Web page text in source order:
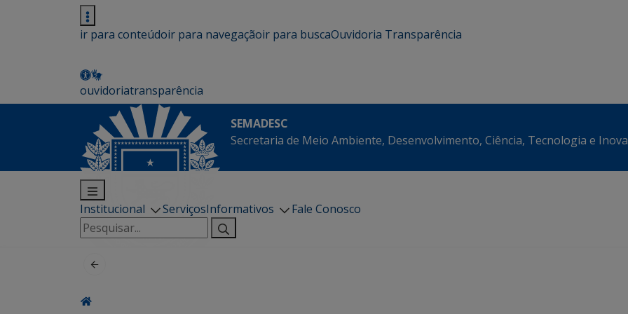
ir para conteúdoir para navegaçãoir para buscaOuvidoria Transparência
ouvidoriatransparência
SEMADESC
Secretaria de Meio Ambiente, Desenvolvimento, Ciência, Tecnologia e
Institucional ServiçosInformativos
Fale Conosco
Pesquisar
por: